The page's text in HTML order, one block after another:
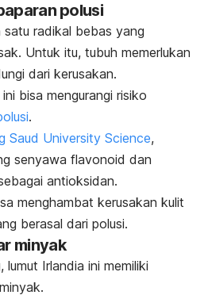
polusi
satu radikal bebas yang
Untuk itu, tubuh memerlukan
dari kerusakan.
bisa mengurangi risiko
.
Saud University Science,
senyawa flavonoid dan
antioksidan.
menghambat kerusakan kulit
berasal dari polusi.
minyak
lumut Irlandia ini memiliki